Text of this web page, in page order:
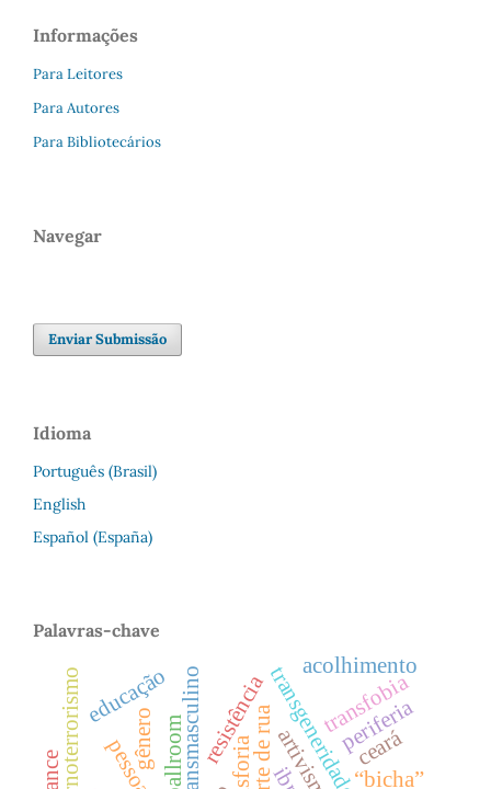
Informações
Para Leitores
Para Autores
Para Bibliotecários
Navegar
Enviar Submissão
Idioma
Português (Brasil)
English
Español (España)
Palavras-chave
disforia transgeneridadetransfobia
transmasculino arte de rua periferia
resistência
ballroom
acolhimento
artivismo
pornoterrorismo “bicha”
gênero
educação
ceará